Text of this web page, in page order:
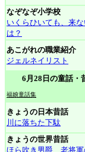
なぞなぞ小学校
いくらひいても、来な
は？
あこがれの職業紹介
ジェルネイリスト
6月28日の童話・
福娘童話集
きょうの日本昔話
川に落ちた下駄
きょうの世界昔話
ほら吹き男爵 老将軍